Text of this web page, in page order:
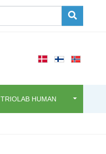
TRIOLAB HUMAN